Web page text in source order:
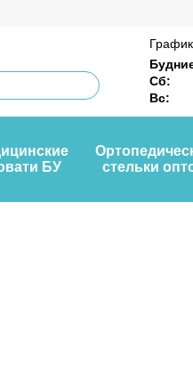
Сб:
Вс:
БУ
стельки